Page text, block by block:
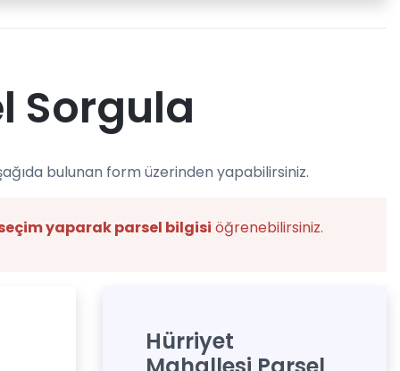
Sorgula
bulunan form üzerinden yapabilirsiniz.
yaparak parsel bilgisi öğrenebilirsiniz.
Hürriyet